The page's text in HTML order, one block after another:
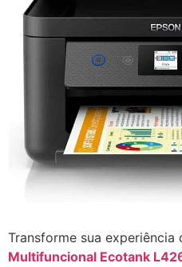
Transforme sua experiência
Multifuncional Ecotank